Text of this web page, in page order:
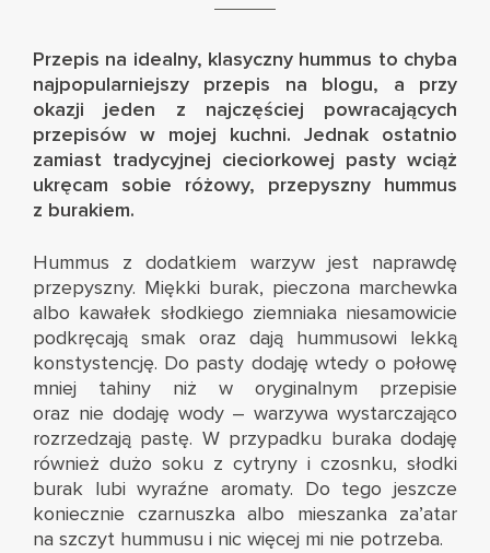
Przepis na idealny, klasyczny hummus to chyba
najpopularniejszy przepis na blogu, a przy
okazji jeden z najczęściej powracających
przepisów w mojej kuchni. Jednak ostatnio
zamiast tradycyjnej cieciorkowej pasty wciąż
ukręcam sobie różowy, przepyszny hummus
z burakiem.
Hummus z dodatkiem warzyw jest naprawdę
przepyszny. Miękki burak, pieczona marchewka
albo kawałek słodkiego ziemniaka niesamowicie
podkręcają smak oraz dają hummusowi lekką
konstystencję. Do pasty dodaję wtedy o połowę
mniej tahiny niż w oryginalnym przepisie
oraz nie dodaję wody – warzywa wystarczająco
rozrzedzają pastę. W przypadku buraka dodaję
również dużo soku z cytryny i czosnku, słodki
burak lubi wyraźne aromaty. Do tego jeszcze
koniecznie czarnuszka albo mieszanka za’atar
na szczyt hummusu i nic więcej mi nie potrzeba.